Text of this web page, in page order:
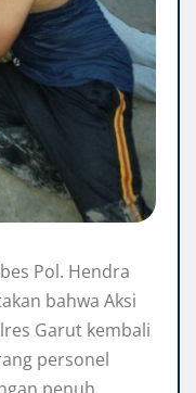
Pol. Hendra
bahwa Aksi
Garut kembali
personel